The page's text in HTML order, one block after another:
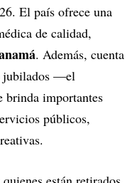
El país ofrece una
de calidad,
. Además, cuenta
jubilados —el
importantes
públicos,